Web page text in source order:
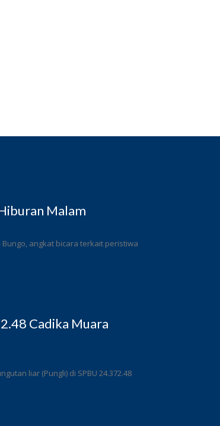
Malam
Bungo, angkat bicara terkait peristiwa
Cadika Muara
liar (Pungli) di SPBU 24.372.48